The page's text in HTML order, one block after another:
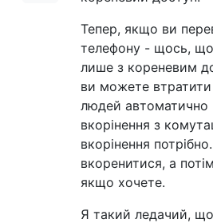
Тепер, якщо ви
телефону - щось,
лише з кореневим
ви можете
людей автоматично
вкорінення з
вкорінення
вкоренитися, а
якщо хочете.
Я такий ледачий,